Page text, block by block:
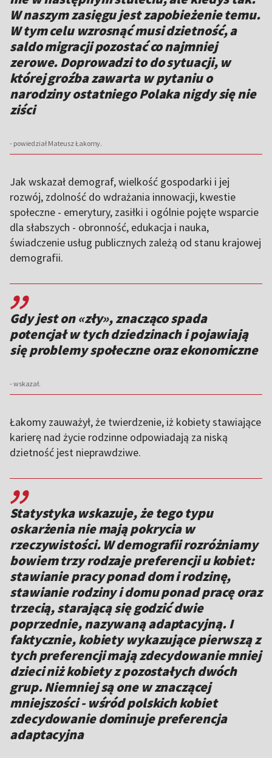
W naszym zasięgu jest zapobieżenie temu.
W tym celu wzrosnąć musi dzietność, a
saldo migracji pozostać co najmniej
zerowe. Doprowadzi to do sytuacji, w
której groźba zawarta w pytaniu o
narodziny ostatniego Polaka nigdy się nie
ziści
- powiedział Mateusz Łakomy.
Jak wskazał demograf, wielkość gospodarki i jej
rozwój, zdolność do wdrażania innowacji, kwestie
społeczne - emerytury, zasiłki i ogólnie pojęte wsparcie
dla słabszych - obronność, edukacja i nauka,
świadczenie usług publicznych zależą od stanu krajowej
demografii.
,,
Gdy jest on «zły», znacząco spada
potencjał w tych dziedzinach i pojawiają
się problemy społeczne oraz ekonomiczne
- wskazał.
Łakomy zauważył, że twierdzenie, iż kobiety stawiające
karierę nad życie rodzinne odpowiadają za niską
dzietność jest nieprawdziwe.
,,
Statystyka wskazuje, że tego typu
oskarżenia nie mają pokrycia w
rzeczywistości. W demografii rozróżniamy
bowiem trzy rodzaje preferencji u kobiet:
stawianie pracy ponad dom i rodzinę,
stawianie rodziny i domu ponad pracę oraz
trzecią, starającą się godzić dwie
poprzednie, nazywaną adaptacyjną. I
faktycznie, kobiety wykazujące pierwszą z
tych preferencji mają zdecydowanie mniej
dzieci niż kobiety z pozostałych dwóch
grup. Niemniej są one w znaczącej
mniejszości - wśród polskich kobiet
zdecydowanie dominuje preferencja
adaptacyjna